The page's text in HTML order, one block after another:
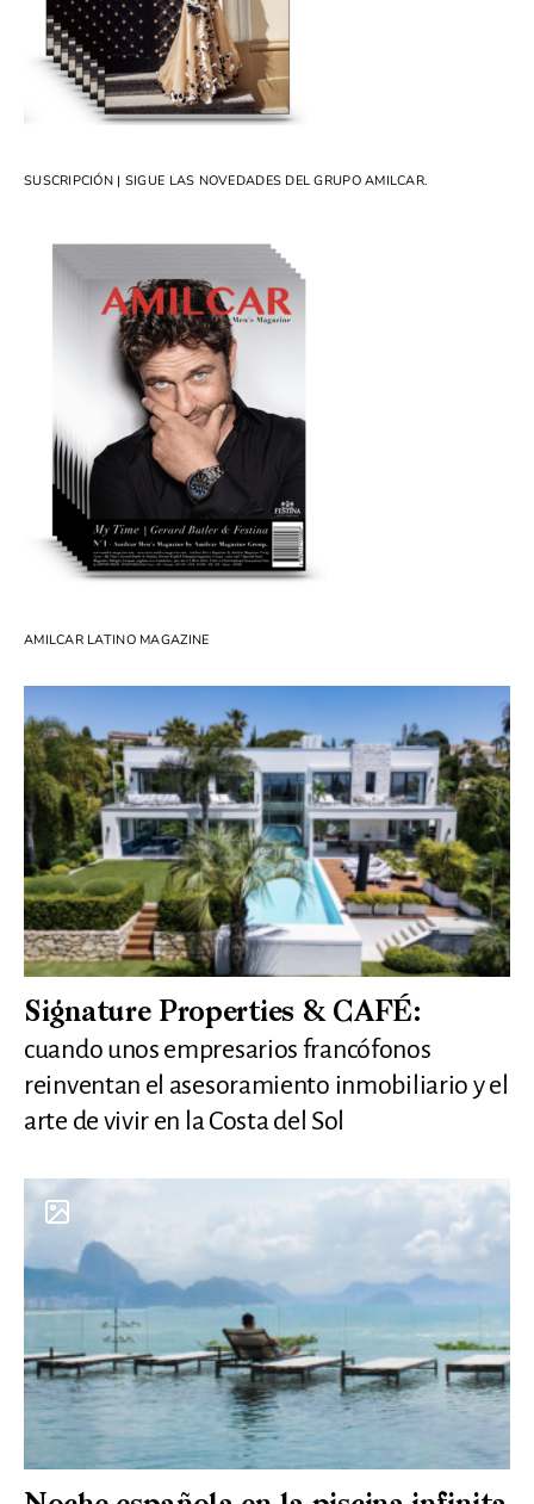
SUSCRIPCIÓN | SIGUE LAS NOVEDADES DEL GRUPO AMILCAR.
AMILCAR LATINO MAGAZINE
Signature Properties & CAFÉ:
cuando unos empresarios francófonos
reinventan el asesoramiento inmobiliario y el
arte de vivir en la Costa del Sol